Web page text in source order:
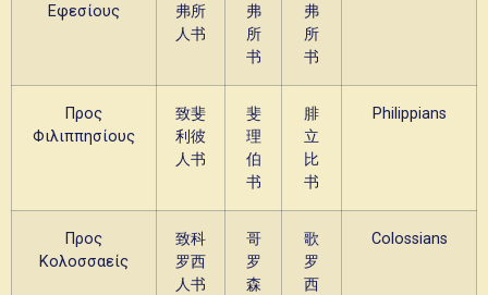
Εφεσίους
弗所
人书
弗
所
书
弗
所
书
Προς
Φιλιππησίους
致斐
利彼
人书
斐
理
伯
书
腓
立
比
书
Philippians
Προς
Κολοσσαείς
致科
罗西
人书
哥
罗
森
歌
罗
西
Colossians